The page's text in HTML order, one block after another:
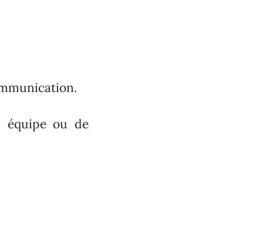
équipe ou de